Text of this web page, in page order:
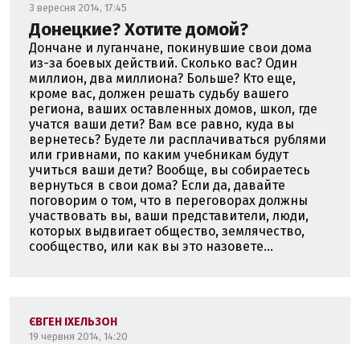
3 вересня 2014, 17:45
Донецкие? Хотите домой?
Дончане и луганчане, покинувшие свои дома
из-за боевых действий. Сколько вас? Один
миллион, два миллиона? Больше? Кто еще,
кроме вас, должен решать судьбу вашего
региона, ваших оставленных домов, школ, где
учатся ваши дети? Вам все равно, куда вы
вернетесь? Будете ли расплачиваться рублями
или гривнами, по каким учебникам будут
учиться ваши дети? Вообще, вы собираетесь
вернуться в свои дома? Если да, давайте
поговорим о том, что в переговорах должны
участвовать вы, ваши представители, люди,
которых выдвигает общество, землячество,
сообщество, или как вы это назовете...
ЄВГЕН ІХЕЛЬЗОН
19 червня 2014, 14:20